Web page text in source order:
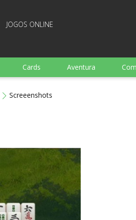
JOGOS ONLINE
Cards Aventura
Screeenshots